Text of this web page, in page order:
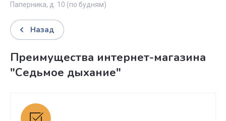
Паперника, д. 10 (по будням)
Назад
Преимущества интернет-магазина
"Седьмое дыхание"